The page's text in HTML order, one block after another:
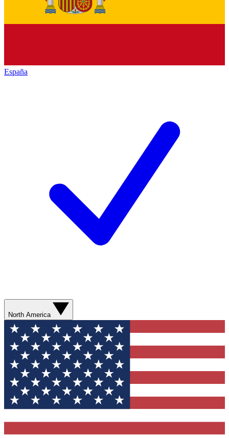
España
North America